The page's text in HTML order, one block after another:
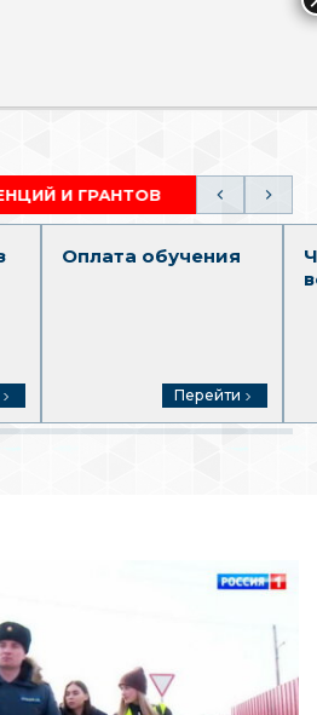
ГРАНТОВ
Оплата обучения
Перейти